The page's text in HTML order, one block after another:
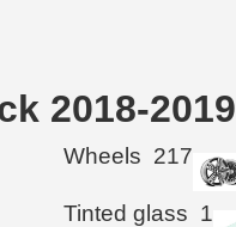
2018-2019
Wheels 217
Tinted glass 1